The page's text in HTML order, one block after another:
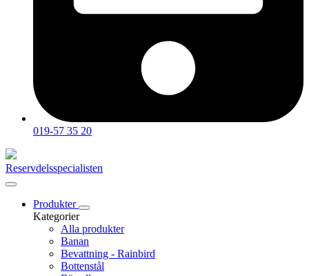
019-57 35 20
Reservdelsspecialisten
Produkter
Kategorier
Alla produkter
Banan
Bevattning - Rainbird
Bottenstål